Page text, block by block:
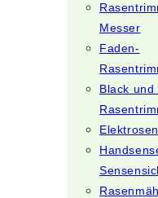
Messer
Faden-
Black und